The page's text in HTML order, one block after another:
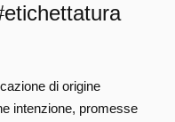
di origine
intenzione, promesse